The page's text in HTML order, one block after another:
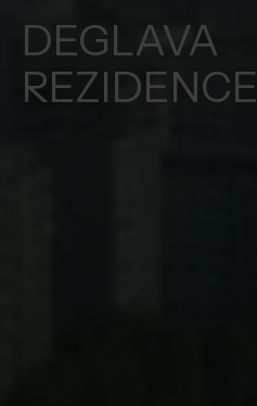
DEGLAVA
REZIDENCE